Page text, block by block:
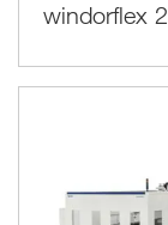
windorflex 2